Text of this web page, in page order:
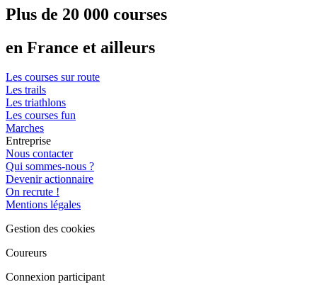
Plus de 20 000 courses
en France et ailleurs
Les courses sur route
Les trails
Les triathlons
Les courses fun
Marches
Entreprise
Nous contacter
Qui sommes-nous ?
Devenir actionnaire
On recrute !
Mentions légales
Gestion des cookies
Coureurs
Connexion participant